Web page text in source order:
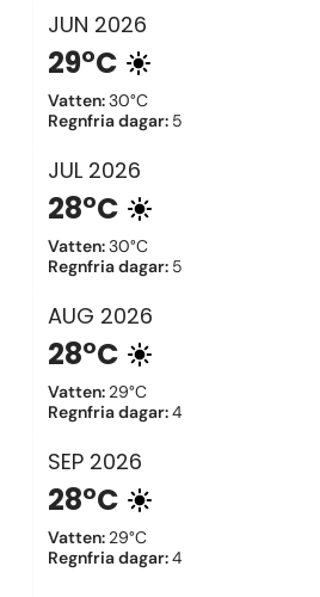
JUN 2026
29°C
Vatten:30°C
Regnfria dagar: 5
JUL 2026
28°C
Vatten:30°C
Regnfria dagar: 5
AUG 2026
28°C
Vatten: 29°C
Regnfria dagar:4
SEP 2026
28°C
Vatten: 29°C
Regnfria dagar:4